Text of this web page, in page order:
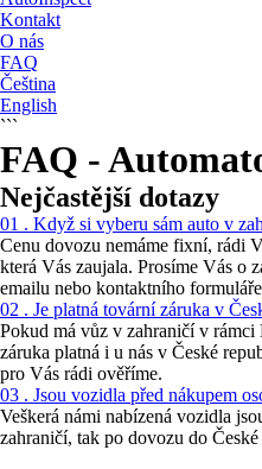
Kontakt
O nás
FAQ
Čeština
English
```
FAQ -
Nejčastější dotazy
01 . Když si vyberu sám auto v
Cenu dovozu nemáme fixní, rádi
která Vás zaujala. Prosíme Vás o
emailu nebo kontaktního
02 . Je platná tovární záruka v
Pokud má vůz v zahraničí v
záruka platná i u nás v České
pro Vás rádi ověříme.
03 . Jsou vozidla před nákupem
Veškerá námi nabízená vozidla
zahraničí, tak po dovozu do